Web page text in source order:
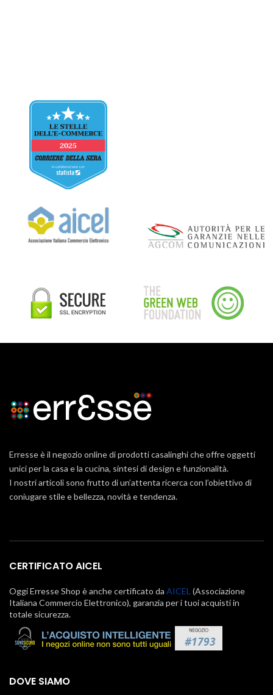
Erresse è il negozio online di prodotti casalinghi che offre oggetti
unici per la casa e la cucina, sintesi di design e funzionalità.
I nostri articoli sono frutto di un’attenta ricerca con l’obiettivo di
coniugare stile e bellezza, novità e tendenza.
CERTIFICATO AICEL
Oggi Erresse Shop è anche certificato da AICEL (Associazione
Italiana Commercio Elettronico), garanzia per i tuoi acquisti in
totale sicurezza.
DOVE SIAMO